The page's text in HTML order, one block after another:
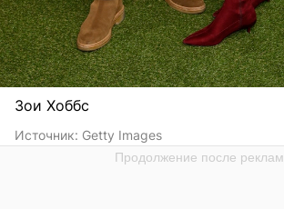
Зои Хоббс
Источник: Getty Images